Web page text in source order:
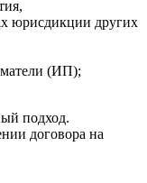
юрисдикции других
(ИП);
подход.
договора на